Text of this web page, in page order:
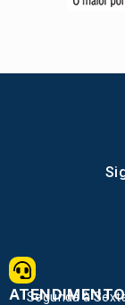
ATENDIMENTO
Segunda à